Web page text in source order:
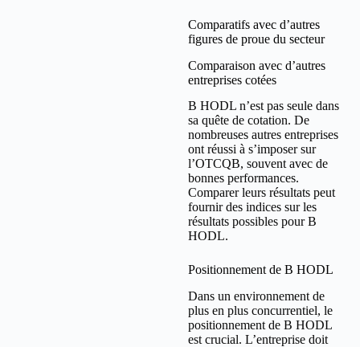
Comparatifs avec d’autres
figures de proue du secteur
Comparaison avec d’autres
entreprises cotées
B HODL n’est pas seule dans
sa quête de cotation. De
nombreuses autres entreprises
ont réussi à s’imposer sur
l’OTCQB, souvent avec de
bonnes performances.
Comparer leurs résultats peut
fournir des indices sur les
résultats possibles pour B
HODL.
Positionnement de B HODL
Dans un environnement de
plus en plus concurrentiel, le
positionnement de B HODL
est crucial. L’entreprise doit